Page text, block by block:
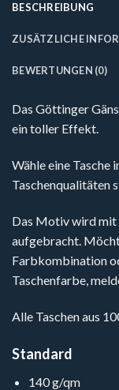
BESCHREIBUNG
ZUSÄTZLICHE
BEWERTUNGEN (0)
Das Göttinger
ein toller Effekt.
Wähle eine Tasche
Taschenqualitäten
Das Motiv wird mit
aufgebracht.
Farbkombination
Taschenfarbe,
Alle Taschen aus
Standard
140 g/qm